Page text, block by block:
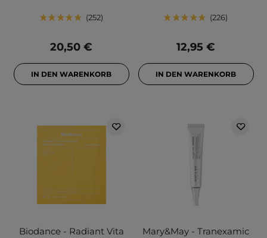
252
20,50 €
IN DEN WARENKORB
226
12,95 €
IN DEN WARENKORB
Biodance - Radiant Vita
Mary&May - Tranexamic